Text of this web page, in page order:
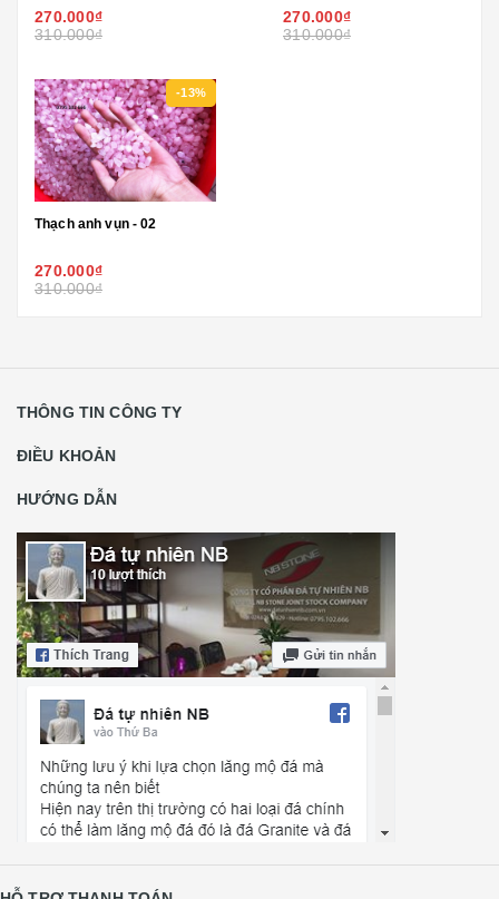
270.000₫
310.000₫
270.000₫
310.000₫
-13%
Thạch anh vụn - 02
270.000₫
310.000₫
THÔNG TIN CÔNG TY
ĐIỀU KHOẢN
HƯỚNG DẪN